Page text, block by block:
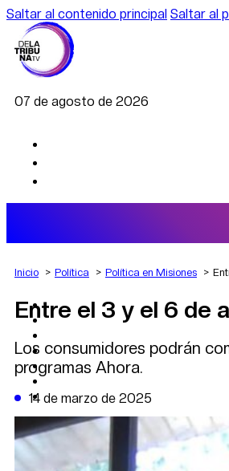
Saltar al contenido principal Saltar al
07 de agosto de 2026
AGRO
DEPORTES
POLÍTICA
CAMBIO CLIMÁTICO
DE LA TRIBUNA TV
Inicio Política Política en Misiones
Entre el 3 y el 6 de
Los consumidores podrán
programas Ahora.
14 de marzo de 2025